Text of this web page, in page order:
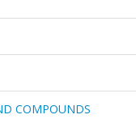
COMPOUNDS